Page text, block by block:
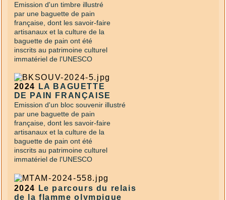
Emission d'un timbre illustré
par une baguette de pain
française, dont les savoir-faire
artisanaux et la culture de la
baguette de pain ont été
inscrits au patrimoine culturel
immatériel de l'UNESCO
2024
LA BAGUETTE
DE PAIN FRANÇAISE
Emission d'un bloc souvenir illustré
par une baguette de pain
française, dont les savoir-faire
artisanaux et la culture de la
baguette de pain ont été
inscrits au patrimoine culturel
immatériel de l'UNESCO
2024
Le parcours du relais
de la flamme olympique